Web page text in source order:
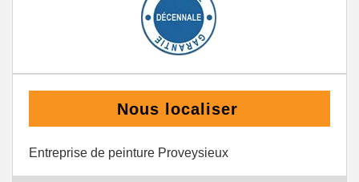
Nous localiser
Entreprise de peinture Proveysieux